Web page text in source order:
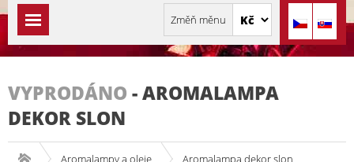
VYPRODÁNO -AROMALAMPA
DEKOR SLON
Aromalampy a oleje Aromalampa dekor slon